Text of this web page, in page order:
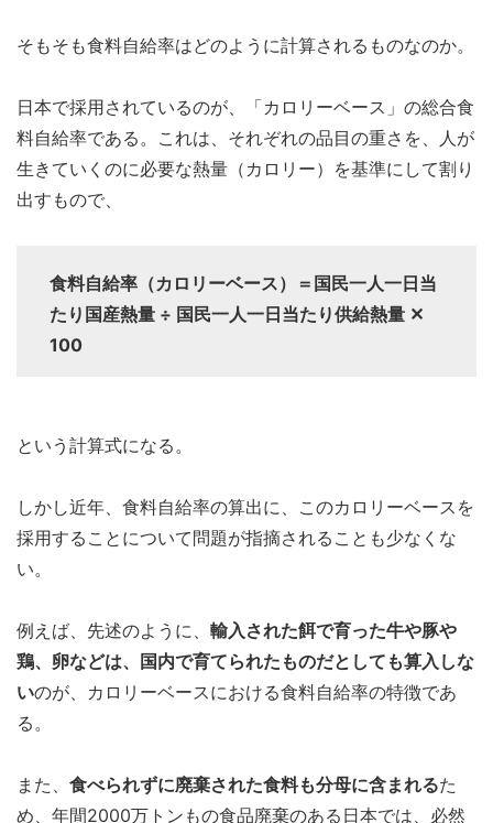
そもそも食料自給率はどのように計算されるものなのか。
日本で採用されているのが、「カロリーベース」の総合食
料自給率である。これは、それぞれの品目の重さを、人が
生きていくのに必要な熱量（カロリー）を基準にして割り
出すもので、
食料自給率（カロリーベース）＝国民一人一日当
たり国産熱量 ÷ 国民一人一日当たり供給熱量 ✕
100
という計算式になる。
しかし近年、食料自給率の算出に、このカロリーベースを
採用することについて問題が指摘されることも少なくな
い。
例えば、先述のように、 輸入された餌で育った牛や豚や
鶏、卵などは、国内で育てられたものだとしても算入しな
いのが、カロリーベースにおける食料自給率の特徴であ
る。
また、 食べられずに廃棄された食料も分母に含まれるた
め、年間2000万トンもの食品廃棄のある日本では、必然